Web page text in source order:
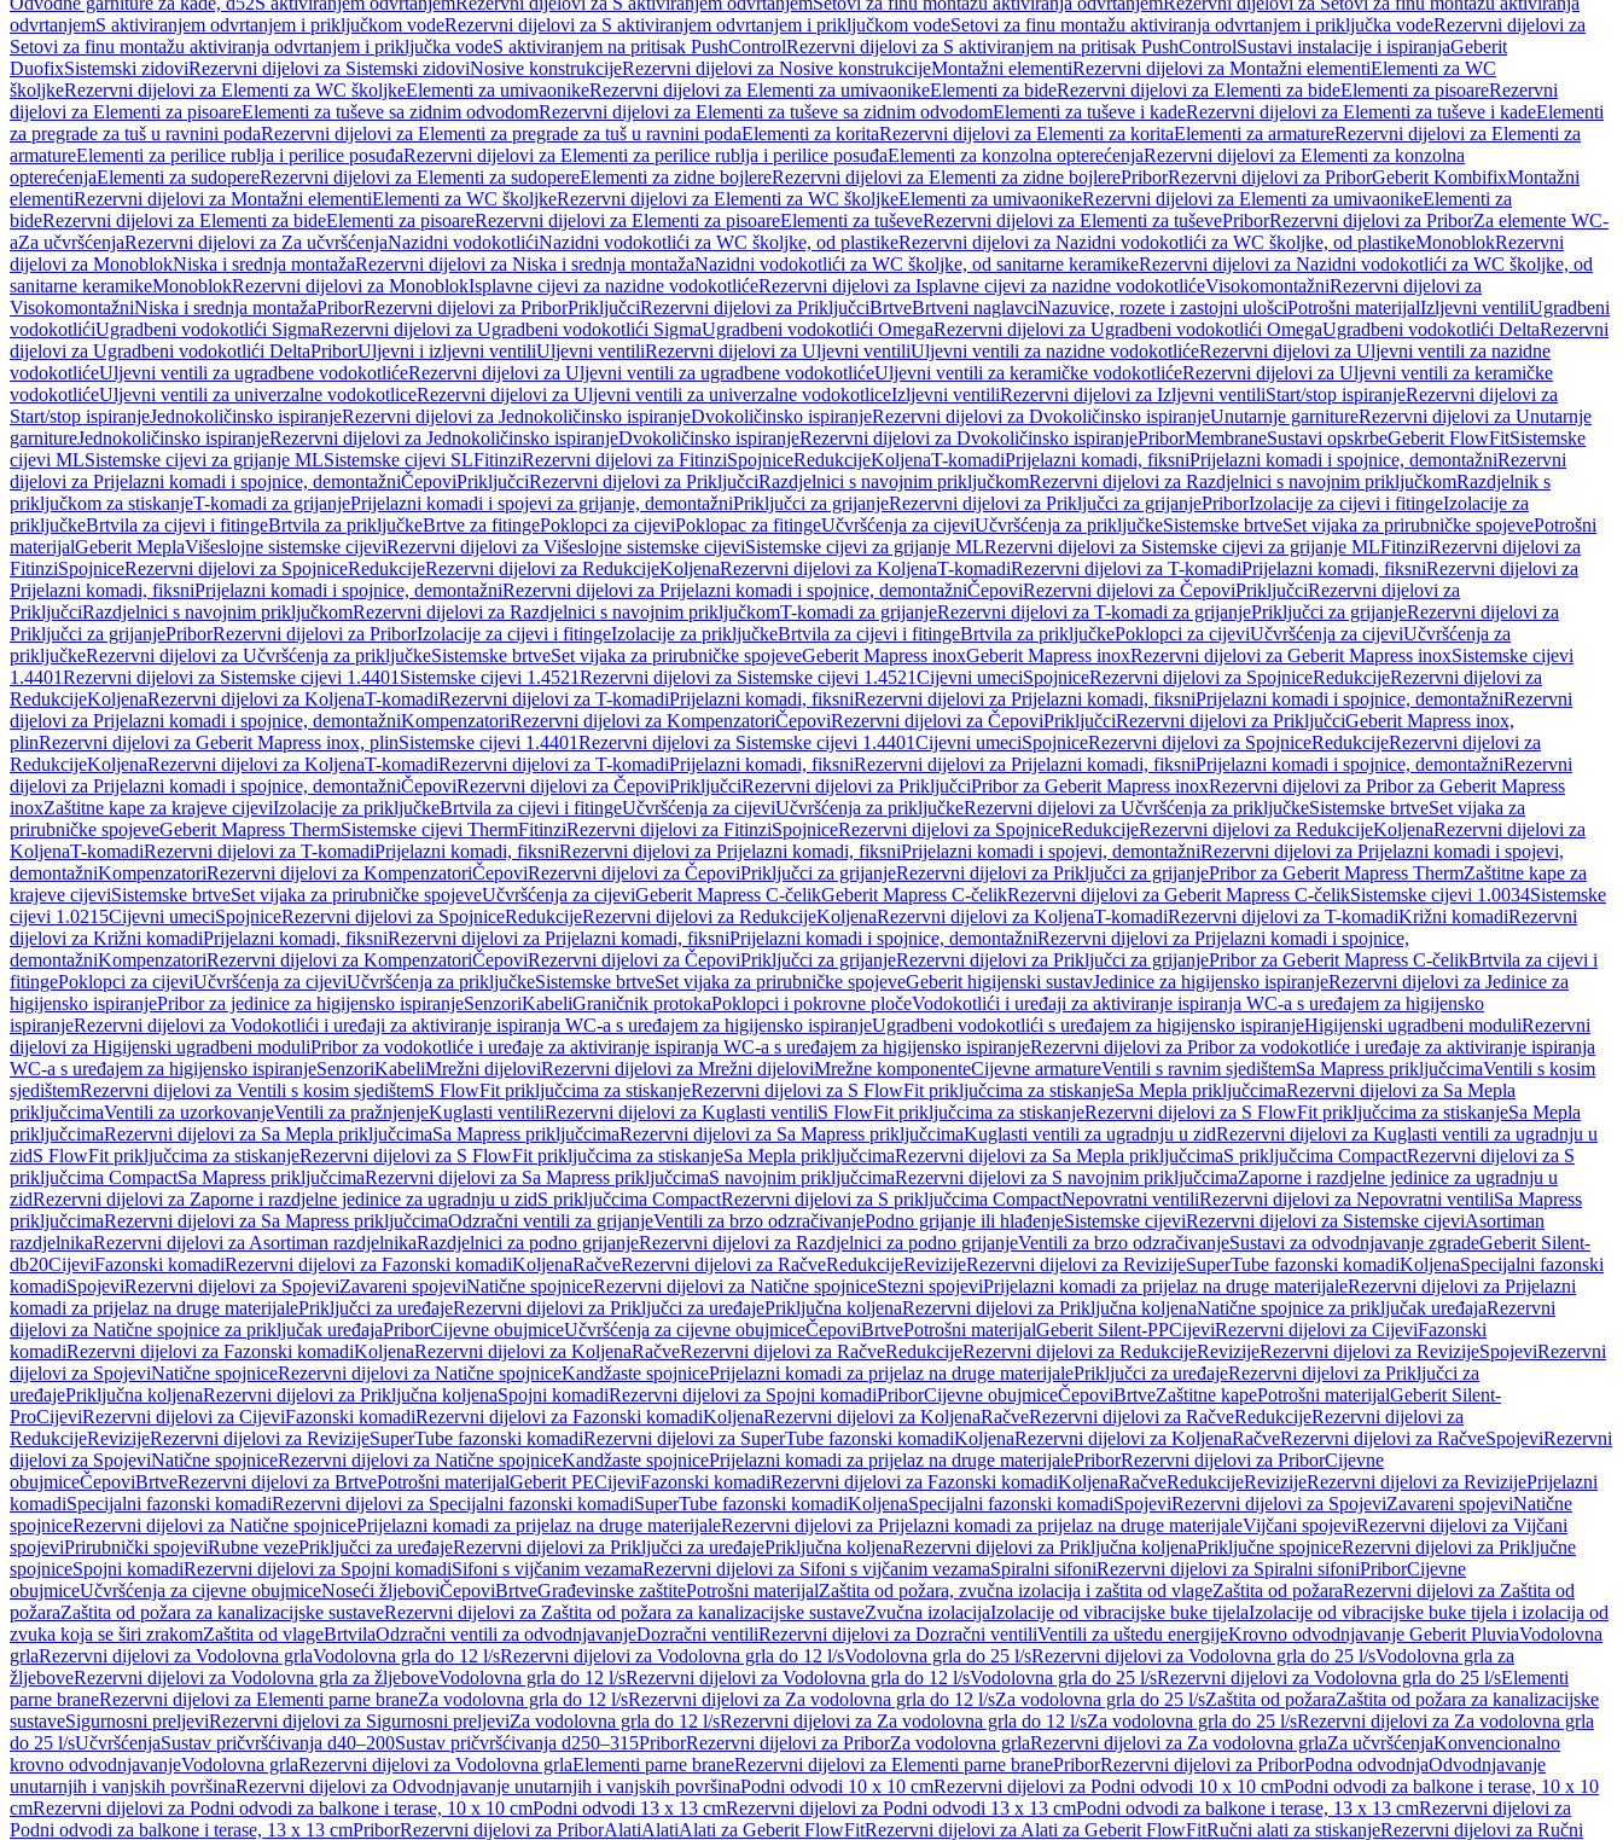
odvrtanjemS aktiviranjem odvrtanjem i priključkom vodeRezervni dijelovi za S aktiviranjem odvrtanjem i priključkom vodeSetovi za finu montažu aktiviranja odvrtanjem i priključka vodeRezervni dijelovi za
Setovi za finu montažu aktiviranja odvrtanjem i priključka vodeS aktiviranjem na pritisak PushControlRezervni dijelovi za S aktiviranjem na pritisak PushControlSustavi instalacije i ispiranjaGeberit
DuofixSistemski zidoviRezervni dijelovi za Sistemski zidoviNosive konstrukcijeRezervni dijelovi za Nosive konstrukcijeMontažni elementiRezervni dijelovi za Montažni elementiElementi za WC
školjkeRezervni dijelovi za Elementi za WC školjkeElementi za umivaonikeRezervni dijelovi za Elementi za umivaonikeElementi za bideRezervni dijelovi za Elementi za bideElementi za pisoareRezervni
dijelovi za Elementi za pisoareElementi za tuševe sa zidnim odvodomRezervni dijelovi za Elementi za tuševe sa zidnim odvodomElementi za tuševe i kadeRezervni dijelovi za Elementi za tuševe i kadeElementi
za pregrade za tuš u ravnini podaRezervni dijelovi za Elementi za pregrade za tuš u ravnini podaElementi za koritaRezervni dijelovi za Elementi za koritaElementi za armatureRezervni dijelovi za Elementi za
armatureElementi za perilice rublja i perilice posuđaRezervni dijelovi za Elementi za perilice rublja i perilice posuđaElementi za konzolna opterećenjaRezervni dijelovi za Elementi za konzolna
opterećenjaElementi za sudopereRezervni dijelovi za Elementi za sudopereElementi za zidne bojlereRezervni dijelovi za Elementi za zidne bojlerePriborRezervni dijelovi za PriborGeberit KombifixMontažni
elementiRezervni dijelovi za Montažni elementiElementi za WC školjkeRezervni dijelovi za Elementi za WC školjkeElementi za umivaonikeRezervni dijelovi za Elementi za umivaonikeElementi za
bideRezervni dijelovi za Elementi za bideElementi za pisoareRezervni dijelovi za Elementi za pisoareElementi za tuševeRezervni dijelovi za Elementi za tuševePriborRezervni dijelovi za PriborZa elemente WC-
aZa učvršćenjaRezervni dijelovi za Za učvršćenjaNazidni vodokotlićiNazidni vodokotlići za WC školjke, od plastikeRezervni dijelovi za Nazidni vodokotlići za WC školjke, od plastikeMonoblokRezervni
dijelovi za MonoblokNiska i srednja montažaRezervni dijelovi za Niska i srednja montažaNazidni vodokotlići za WC školjke, od sanitarne keramikeRezervni dijelovi za Nazidni vodokotlići za WC školjke, od
sanitarne keramikeMonoblokRezervni dijelovi za MonoblokIsplavne cijevi za nazidne vodokotlićeRezervni dijelovi za Isplavne cijevi za nazidne vodokotlićeVisokomontažniRezervni dijelovi za
VisokomontažniNiska i srednja montažaPriborRezervni dijelovi za PriborPriključciRezervni dijelovi za PriključciBrtveBrtveni naglavciNazuvice, rozete i zastojni ulošciPotrošni materijalIzljevni ventiliUgradbeni
vodokotlićiUgradbeni vodokotlići SigmaRezervni dijelovi za Ugradbeni vodokotlići SigmaUgradbeni vodokotlići OmegaRezervni dijelovi za Ugradbeni vodokotlići OmegaUgradbeni vodokotlići DeltaRezervni
dijelovi za Ugradbeni vodokotlići DeltaPriborUljevni i izljevni ventiliUljevni ventiliRezervni dijelovi za Uljevni ventiliUljevni ventili za nazidne vodokotlićeRezervni dijelovi za Uljevni ventili za nazidne
vodokotlićeUljevni ventili za ugradbene vodokotlićeRezervni dijelovi za Uljevni ventili za ugradbene vodokotlićeUljevni ventili za keramičke vodokotlićeRezervni dijelovi za Uljevni ventili za keramičke
vodokotlićeUljevni ventili za univerzalne vodokotliceRezervni dijelovi za Uljevni ventili za univerzalne vodokotliceIzljevni ventiliRezervni dijelovi za Izljevni ventiliStart/stop ispiranjeRezervni dijelovi za
Start/stop ispiranjeJednokoličinsko ispiranjeRezervni dijelovi za Jednokoličinsko ispiranjeDvokoličinsko ispiranjeRezervni dijelovi za Dvokoličinsko ispiranjeUnutarnje garnitureRezervni dijelovi za Unutarnje
garnitureJednokoličinsko ispiranjeRezervni dijelovi za Jednokoličinsko ispiranjeDvokoličinsko ispiranjeRezervni dijelovi za Dvokoličinsko ispiranjePriborMembraneSustavi opskrbeGeberit FlowFitSistemske
cijevi MLSistemske cijevi za grijanje MLSistemske cijevi SLFitinziRezervni dijelovi za FitinziSpojniceRedukcijeKoljenaT-komadiPrijelazni komadi, fiksniPrijelazni komadi i spojnice, demontažniRezervni
dijelovi za Prijelazni komadi i spojnice, demontažniČepoviPriključciRezervni dijelovi za PriključciRazdjelnici s navojnim priključkomRezervni dijelovi za Razdjelnici s navojnim priključkomRazdjelnik s
priključkom za stiskanjeT-komadi za grijanjePrijelazni komadi i spojevi za grijanje, demontažniPriključci za grijanjeRezervni dijelovi za Priključci za grijanjePriborIzolacije za cijevi i fitingeIzolacije za
priključkeBrtvila za cijevi i fitingeBrtvila za priključkeBrtve za fitingePoklopci za cijeviPoklopac za fitingeUčvršćenja za cijeviUčvršćenja za priključkeSistemske brtveSet vijaka za prirubničke spojevePotrošni
materijalGeberit MeplaVišeslojne sistemske cijeviRezervni dijelovi za Višeslojne sistemske cijeviSistemske cijevi za grijanje MLRezervni dijelovi za Sistemske cijevi za grijanje MLFitinziRezervni dijelovi za
FitinziSpojniceRezervni dijelovi za SpojniceRedukcijeRezervni dijelovi za RedukcijeKoljenaRezervni dijelovi za KoljenaT-komadiRezervni dijelovi za T-komadiPrijelazni komadi, fiksniRezervni dijelovi za
Prijelazni komadi, fiksniPrijelazni komadi i spojnice, demontažniRezervni dijelovi za Prijelazni komadi i spojnice, demontažniČepoviRezervni dijelovi za ČepoviPriključciRezervni dijelovi za
PriključciRazdjelnici s navojnim priključkomRezervni dijelovi za Razdjelnici s navojnim priključkomT-komadi za grijanjeRezervni dijelovi za T-komadi za grijanjePriključci za grijanjeRezervni dijelovi za
Priključci za grijanjePriborRezervni dijelovi za PriborIzolacije za cijevi i fitingeIzolacije za priključkeBrtvila za cijevi i fitingeBrtvila za priključkePoklopci za cijeviUčvršćenja za cijeviUčvršćenja za
priključkeRezervni dijelovi za Učvršćenja za priključkeSistemske brtveSet vijaka za prirubničke spojeveGeberit Mapress inoxGeberit Mapress inoxRezervni dijelovi za Geberit Mapress inoxSistemske cijevi
1.4401Rezervni dijelovi za Sistemske cijevi 1.4401 Sistemske cijevi 1.4521Rezervni dijelovi za Sistemske cijevi 1.4521Cijevni umeciSpojniceRezervni dijelovi za SpojniceRedukcijeRezervni dijelovi za
RedukcijeKoljenaRezervni dijelovi za KoljenaT-komadiRezervni dijelovi za T-komadiPrijelazni komadi, fiksniRezervni dijelovi za Prijelazni komadi, fiksniPrijelazni komadi i spojnice, demontažniRezervni
dijelovi za Prijelazni komadi i spojnice, demontažniKompenzatoriRezervni dijelovi za KompenzatoriČepoviRezervni dijelovi za ČepoviPriključciRezervni dijelovi za PriključciGeberit Mapress inox,
plinRezervni dijelovi za Geberit Mapress inox, plinSistemske cijevi 1.4401Rezervni dijelovi za Sistemske cijevi 1.4401Cijevni umeciSpojniceRezervni dijelovi za SpojniceRedukcijeRezervni dijelovi za
RedukcijeKoljenaRezervni dijelovi za KoljenaT-komadiRezervni dijelovi za T-komadiPrijelazni komadi, fiksniRezervni dijelovi za Prijelazni komadi, fiksniPrijelazni komadi i spojnice, demontažniRezervni
dijelovi za Prijelazni komadi i spojnice, demontažniČepoviRezervni dijelovi za ČepoviPriključciRezervni dijelovi za PriključciPribor za Geberit Mapress inoxRezervni dijelovi za Pribor za Geberit Mapress
inoxZaštitne kape za krajeve cijeviIzolacije za priključkeBrtvila za cijevi i fitingeUčvršćenja za cijeviUčvršćenja za priključkeRezervni dijelovi za Učvršćenja za priključkeSistemske brtveSet vijaka za
prirubničke spojeveGeberit Mapress ThermSistemske cijevi ThermFitinziRezervni dijelovi za FitinziSpojniceRezervni dijelovi za SpojniceRedukcijeRezervni dijelovi za RedukcijeKoljenaRezervni dijelovi za
KoljenaT-komadiRezervni dijelovi za T-komadiPrijelazni komadi, fiksniRezervni dijelovi za Prijelazni komadi, fiksniPrijelazni komadi i spojevi, demontažniRezervni dijelovi za Prijelazni komadi i spojevi,
demontažniKompenzatoriRezervni dijelovi za KompenzatoriČepoviRezervni dijelovi za ČepoviPriključci za grijanjeRezervni dijelovi za Priključci za grijanjePribor za Geberit Mapress ThermZaštitne kape za
krajeve cijeviSistemske brtveSet vijaka za prirubničke spojeveUčvršćenja za cijeviGeberit Mapress C-čelikGeberit Mapress C-čelikRezervni dijelovi za Geberit Mapress C-čelikSistemske cijevi 1.0034Sistemske
cijevi 1.0215Cijevni umeciSpojniceRezervni dijelovi za SpojniceRedukcijeRezervni dijelovi za RedukcijeKoljenaRezervni dijelovi za KoljenaT-komadiRezervni dijelovi za T-komadiKrižni komadiRezervni
dijelovi za Križni komadiPrijelazni komadi, fiksniRezervni dijelovi za Prijelazni komadi, fiksniPrijelazni komadi i spojnice, demontažniRezervni dijelovi za Prijelazni komadi i spojnice,
demontažniKompenzatoriRezervni dijelovi za KompenzatoriČepoviRezervni dijelovi za ČepoviPriključci za grijanjeRezervni dijelovi za Priključci za grijanjePribor za Geberit Mapress C-čelikBrtvila za cijevi i
fitingePoklopci za cijeviUčvršćenja za cijeviUčvršćenja za priključkeSistemske brtveSet vijaka za prirubničke spojeveGeberit higijenski sustavJedinice za higijensko ispiranjeRezervni dijelovi za Jedinice za
higijensko ispiranjePribor za jedinice za higijensko ispiranjeSenzoriKabeliGraničnik protokaPoklopci i pokrovne pločeVodokotlići i uređaji za aktiviranje ispiranja WC-a s uređajem za higijensko
ispiranjeRezervni dijelovi za Vodokotlići i uređaji za aktiviranje ispiranja WC-a s uređajem za higijensko ispiranjeUgradbeni vodokotlići s uređajem za higijensko ispiranjeHigijenski ugradbeni moduliRezervni
dijelovi za Higijenski ugradbeni moduliPribor za vodokotliće i uređaje za aktiviranje ispiranja WC-a s uređajem za higijensko ispiranjeRezervni dijelovi za Pribor za vodokotliće i uređaje za aktiviranje ispiranja
WC-a s uređajem za higijensko ispiranjeSenzoriKabeliMrežni dijeloviRezervni dijelovi za Mrežni dijeloviMrežne komponenteCijevne armatureVentili s ravnim sjedištemSa Mapress priključcimaVentili s kosim
sjedištemRezervni dijelovi za Ventili s kosim sjedištemS FlowFit priključcima za stiskanjeRezervni dijelovi za S FlowFit priključcima za stiskanjeSa Mepla priključcimaRezervni dijelovi za Sa Mepla
priključcimaVentili za uzorkovanjeVentili za pražnjenjeKuglasti ventiliRezervni dijelovi za Kuglasti ventiliS FlowFit priključcima za stiskanjeRezervni dijelovi za S FlowFit priključcima za stiskanjeSa Mepla
priključcimaRezervni dijelovi za Sa Mepla priključcimaSa Mapress priključcimaRezervni dijelovi za Sa Mapress priključcimaKuglasti ventili za ugradnju u zidRezervni dijelovi za Kuglasti ventili za ugradnju u
zidS FlowFit priključcima za stiskanjeRezervni dijelovi za S FlowFit priključcima za stiskanjeSa Mepla priključcimaRezervni dijelovi za Sa Mepla priključcimaS priključcima CompactRezervni dijelovi za S
priključcima CompactSa Mapress priključcimaRezervni dijelovi za Sa Mapress priključcimaS navojnim priključcimaRezervni dijelovi za S navojnim priključcimaZaporne i razdjelne jedinice za ugradnju u
zidRezervni dijelovi za Zaporne i razdjelne jedinice za ugradnju u zidS priključcima CompactRezervni dijelovi za S priključcima CompactNepovratni ventiliRezervni dijelovi za Nepovratni ventiliSa Mapress
priključcimaRezervni dijelovi za Sa Mapress priključcimaOdzračni ventili za grijanjeVentili za brzo odzračivanjePodno grijanje ili hlađenjeSistemske cijeviRezervni dijelovi za Sistemske cijeviAsortiman
razdjelnikaRezervni dijelovi za Asortiman razdjelnikaRazdjelnici za podno grijanjeRezervni dijelovi za Razdjelnici za podno grijanjeVentili za brzo odzračivanjeSustavi za odvodnjavanje zgradeGeberit Silent-
db20CijeviFazonski komadiRezervni dijelovi za Fazonski komadiKoljenaRačveRezervni dijelovi za RačveRedukcijeRevizijeRezervni dijelovi za RevizijeSuperTube fazonski komadiKoljenaSpecijalni fazonski
komadiSpojeviRezervni dijelovi za SpojeviZavareni spojeviNatične spojniceRezervni dijelovi za Natične spojniceStezni spojeviPrijelazni komadi za prijelaz na druge materijaleRezervni dijelovi za Prijelazni
komadi za prijelaz na druge materijalePriključci za uređajeRezervni dijelovi za Priključci za uređajePriključna koljenaRezervni dijelovi za Priključna koljenaNatične spojnice za priključak uređajaRezervni
dijelovi za Natične spojnice za priključak uređajaPriborCijevne obujmiceUčvršćenja za cijevne obujmiceČepoviBrtvePotrošni materijalGeberit Silent-PPCijeviRezervni dijelovi za CijeviFazonski
komadiRezervni dijelovi za Fazonski komadiKoljenaRezervni dijelovi za KoljenaRačveRezervni dijelovi za RačveRedukcijeRezervni dijelovi za RedukcijeRevizijeRezervni dijelovi za RevizijeSpojeviRezervni
dijelovi za SpojeviNatične spojniceRezervni dijelovi za Natične spojniceKandžaste spojnicePrijelazni komadi za prijelaz na druge materijalePriključci za uređajeRezervni dijelovi za Priključci za
uređajePriključna koljenaRezervni dijelovi za Priključna koljenaSpojni komadiRezervni dijelovi za Spojni komadiPriborCijevne obujmiceČepoviBrtveZaštitne kapePotrošni materijalGeberit Silent-
ProCijeviRezervni dijelovi za CijeviFazonski komadiRezervni dijelovi za Fazonski komadiKoljenaRezervni dijelovi za KoljenaRačveRezervni dijelovi za RačveRedukcijeRezervni dijelovi za
RedukcijeRevizijeRezervni dijelovi za RevizijeSuperTube fazonski komadiRezervni dijelovi za SuperTube fazonski komadiKoljenaRezervni dijelovi za KoljenaRačveRezervni dijelovi za RačveSpojeviRezervni
dijelovi za SpojeviNatične spojniceRezervni dijelovi za Natične spojniceKandžaste spojnicePrijelazni komadi za prijelaz na druge materijalePriborRezervni dijelovi za PriborCijevne
obujmiceČepoviBrtveRezervni dijelovi za BrtvePotrošni materijalGeberit PECijeviFazonski komadiRezervni dijelovi za Fazonski komadiKoljenaRačveRedukcijeRevizijeRezervni dijelovi za RevizijePrijelazni
komadiSpecijalni fazonski komadiRezervni dijelovi za Specijalni fazonski komadiSuperTube fazonski komadiKoljenaSpecijalni fazonski komadiSpojeviRezervni dijelovi za SpojeviZavareni spojeviNatične
spojniceRezervni dijelovi za Natične spojnicePrijelazni komadi za prijelaz na druge materijaleRezervni dijelovi za Prijelazni komadi za prijelaz na druge materijaleVijčani spojeviRezervni dijelovi za Vijčani
spojeviPrirubnički spojeviRubne vezePriključci za uređajeRezervni dijelovi za Priključci za uređajePriključna koljenaRezervni dijelovi za Priključna koljenaPriključne spojniceRezervni dijelovi za Priključne
spojniceSpojni komadiRezervni dijelovi za Spojni komadiSifoni s vijčanim vezamaRezervni dijelovi za Sifoni s vijčanim vezamaSpiralni sifoniRezervni dijelovi za Spiralni sifoniPriborCijevne
obujmiceUčvršćenja za cijevne obujmiceNoseći žljeboviČepoviBrtveGrađevinske zaštitePotrošni materijalZaštita od požara, zvučna izolacija i zaštita od vlageZaštita od požaraRezervni dijelovi za Zaštita od
požaraZaštita od požara za kanalizacijske sustaveRezervni dijelovi za Zaštita od požara za kanalizacijske sustaveZvučna izolacijaIzolacije od vibracijske buke tijelaIzolacije od vibracijske buke tijela i izolacija od
zvuka koja se širi zrakomZaštita od vlageBrtvilaOdzračni ventili za odvodnjavanjeDozračni ventiliRezervni dijelovi za Dozračni ventiliVentili za uštedu energijeKrovno odvodnjavanje Geberit PluviaVodolovna
grlaRezervni dijelovi za Vodolovna grlaVodolovna grla do 12 l/sRezervni dijelovi za Vodolovna grla do 12 l/sVodolovna grla do 25 l/sRezervni dijelovi za Vodolovna grla do 25 l/sVodolovna grla za
žljeboveRezervni dijelovi za Vodolovna grla za žljeboveVodolovna grla do 12 l/sRezervni dijelovi za Vodolovna grla do 12 l/sVodolovna grla do 25 l/sRezervni dijelovi za Vodolovna grla do 25 l/sElementi
parne braneRezervni dijelovi za Elementi parne braneZa vodolovna grla do 12 l/sRezervni dijelovi za Za vodolovna grla do 12 l/sZa vodolovna grla do 25 l/sZaštita od požaraZaštita od požara za kanalizacijske
sustaveSigurnosni preljeviRezervni dijelovi za Sigurnosni preljeviZa vodolovna grla do 12 l/sRezervni dijelovi za Za vodolovna grla do 12 l/sZa vodolovna grla do 25 l/sRezervni dijelovi za Za vodolovna grla
do 25 l/sUčvršćenjaSustav pričvršćivanja d40–200Sustav pričvršćivanja d250–315PriborRezervni dijelovi za PriborZa vodolovna grlaRezervni dijelovi za Za vodolovna grlaZa učvršćenjaKonvencionalno
krovno odvodnjavanjeVodolovna grlaRezervni dijelovi za Vodolovna grlaElementi parne braneRezervni dijelovi za Elementi parne branePriborRezervni dijelovi za PriborPodna odvodnjaOdvodnjavanje
unutarnjih i vanjskih površinaRezervni dijelovi za Odvodnjavanje unutarnjih i vanjskih površinaPodni odvodi 10 x 10 cmRezervni dijelovi za Podni odvodi 10 x 10 cmPodni odvodi za balkone i terase, 10 x 10
cmRezervni dijelovi za Podni odvodi za balkone i terase, 10 x 10 cmPodni odvodi 13 x 13 cmRezervni dijelovi za Podni odvodi 13 x 13 cmPodni odvodi za balkone i terase, 13 x 13 cmRezervni dijelovi za
Podni odvodi za balkone i terase, 13 x 13 cmPriborRezervni dijelovi za PriborAlatiAlatiAlati za Geberit FlowFitRezervni dijelovi za Alati za Geberit FlowFitRučni alati za stiskanjeRezervni dijelovi za Ručni